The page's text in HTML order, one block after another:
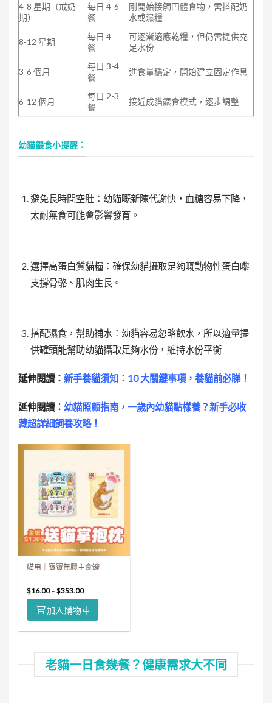
4-8 星期（戒奶
期）
每日 4-6
餐
剛開始接觸固體食物，需搭配奶
水或濕糧
8-12 星期
每日 4
餐
可逐漸適應乾糧，但仍需提供充
足水份
3-6 個月
每日 3-4
餐
進食量穩定，開始建立固定作息
6-12 個月
每日 2-3
餐
接近成貓餵食模式，逐步調整
幼貓餵食小提醒：
避免長時間空肚：幼貓嘅新陳代謝快，血糖容易下降，
太耐無食可能會影響發育。
選擇高蛋白質貓糧：確保幼貓攝取足夠嘅動物性蛋白嚟
支撐骨骼、肌肉生長。
搭配濕食，幫助補水：幼貓容易忽略飲水，所以適量提
供罐頭能幫助幼貓攝取足夠水份，維持水份平衡
延伸閱讀： 新手養貓須知：10 大關鍵事項，養貓前必睇！
延伸閱讀： 幼貓照顧指南，一歲內幼貓點樣養？新手必收
藏超詳細飼養攻略！
貓用｜寶寶無膠主食罐
$16.00–$353.00
加入購物車
老貓一日食幾餐？健康需求大不同